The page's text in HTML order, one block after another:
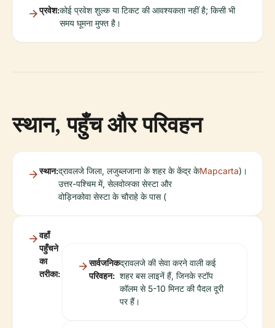
प्रवेश:कोई प्रवेश शुल्क या टिकट की आवश्यकता नहीं है; किसी भी
समय घूमना मुफ्त है।
स्थान, पहुँच और परिवहन
स्थान:द्रावलजे जिला, लजुब्लजाना के शहर के केंद्र के
उत्तर-पश्चिम में, सेलवोव्स्का सेस्टा और
वोड्निकोवा सेस्टा के चौराहे के पास (
Mapcarta)।
वहाँ
पहुँचने
का
तरीका:
सार्वजनिक
परिवहन:
द्रावलजे की सेवा करने वाली कई
शहर बस लाइनें हैं, जिनके स्टॉप
कॉलम से 5-10 मिनट की पैदल दूरी
पर हैं।